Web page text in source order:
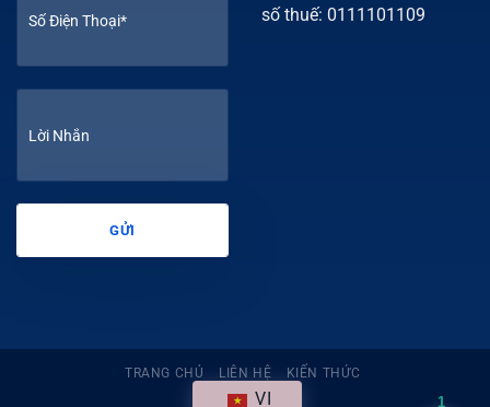
số thuế: 0111101109
TRANG CHỦ LIÊN HỆ KIẾN THỨC
VI 1